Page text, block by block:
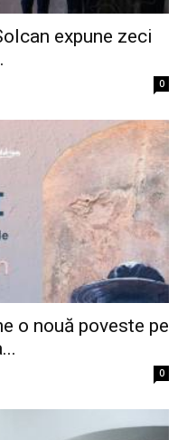
expune zeci
0
o nouă poveste pe
0